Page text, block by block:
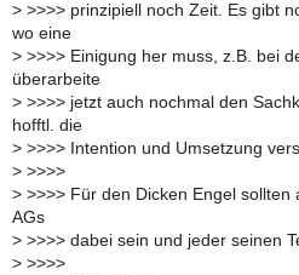
> >>>> prinzipiell noch Zeit. Es gibt
wo eine
> >>>> Einigung her muss, z.B. bei
überarbeite
> >>>> jetzt auch nochmal den
hofftl. die
> >>>> Intention und Umsetzung
> >>>>
> >>>> Für den Dicken Engel sollten
AGs
> >>>> dabei sein und jeder seinen
> >>>>